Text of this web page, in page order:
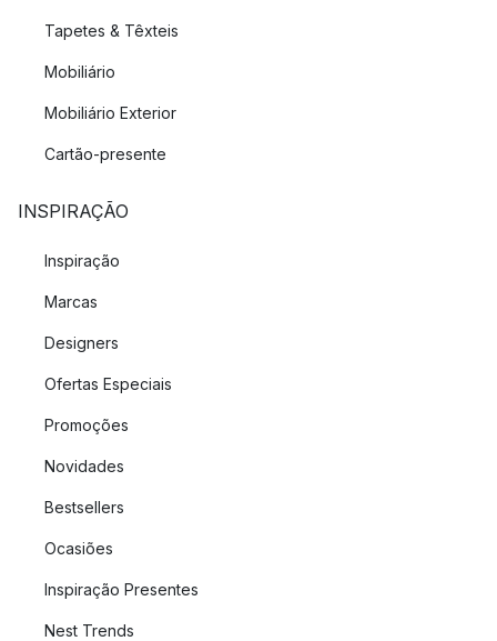
Tapetes & Têxteis
Mobiliário
Mobiliário Exterior
Cartão-presente
INSPIRAÇÃO
Inspiração
Marcas
Designers
Ofertas Especiais
Promoções
Novidades
Bestsellers
Ocasiões
Inspiração Presentes
Nest Trends